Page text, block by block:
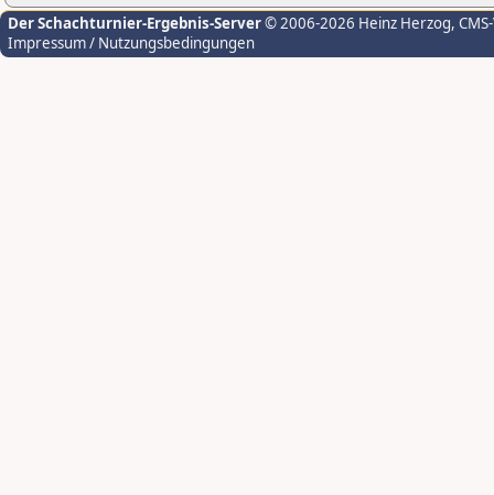
Der Schachturnier-Ergebnis-Server© 2006-2026 Heinz Herzog,
Impressum / Nutzungsbedingungen